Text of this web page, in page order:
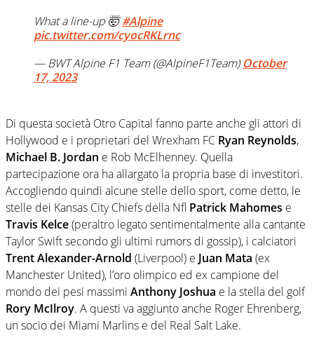
What a line-up 🤯#Alpine
pic.twitter.com/cyocRKLrnc
— BWT Alpine F1 Team (@AlpineF1Team)October
17, 2023
Di questa società Otro Capital fanno parte anche gli attori di
Hollywood e i proprietari del Wrexham FC Ryan Reynolds,
Michael B. Jordan e Rob McElhenney. Quella
partecipazione ora ha allargato la propria base di investitori.
Accogliendo quindi alcune stelle dello sport, come detto, le
stelle dei Kansas City Chiefs della Nfl Patrick Mahomes e
Travis Kelce(peraltro legato sentimentalmente alla cantante
Taylor Swift secondo gli ultimi rumors di gossip), i calciatori
Trent Alexander-Arnold (Liverpool) e Juan Mata (ex
Manchester United), l’oro olimpico ed ex campione del
mondo dei pesi massimi Anthony Joshua e la stella del golf
Rory McIlroy. A questi va aggiunto anche Roger Ehrenberg,
un socio dei Miami Marlins e del Real Salt Lake.